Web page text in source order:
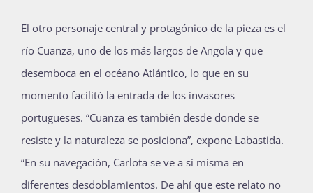
El otro personaje central y protagónico de la pieza es el
río Cuanza, uno de los más largos de Angola y que
desemboca en el océano Atlántico, lo que en su
momento facilitó la entrada de los invasores
portugueses. “Cuanza es también desde donde se
resiste y la naturaleza se posiciona”, expone Labastida.
“En su navegación, Carlota se ve a sí misma en
diferentes desdoblamientos. De ahí que este relato no